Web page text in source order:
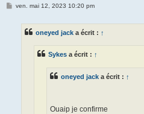
Mven. mai 12, 2023 10:20 pm
oneyed jack a écrit : ↑
Sykes a écrit : ↑
oneyed jack a écrit : ↑
Ouaip je confirme